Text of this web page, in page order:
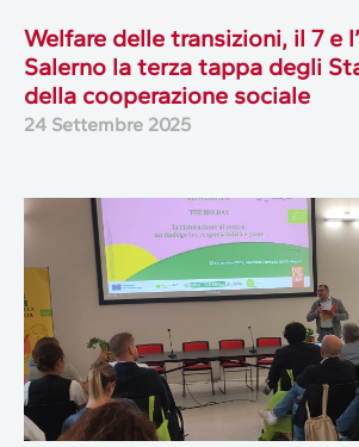
Welfare delle transizioni, il 7 e
Salerno la terza tappa degli
della cooperazione sociale
24 Settembre 2025